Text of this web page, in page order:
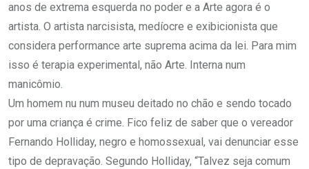
anos de extrema esquerda no poder e a Arte agora é o
artista. O artista narcisista, medíocre e exibicionista que
considera performance arte suprema acima da lei. Para mim
isso é terapia experimental, não Arte. Interna num
manicômio.
Um homem nu num museu deitado no chão e sendo tocado
por uma criança é crime. Fico feliz de saber que o vereador
Fernando Holliday, negro e homossexual, vai denunciar esse
tipo de depravação. Segundo Holliday, “Talvez seja comum